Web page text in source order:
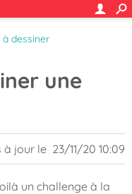
dessiner
une
à jour le 23/11/20 10:09
un challenge à la